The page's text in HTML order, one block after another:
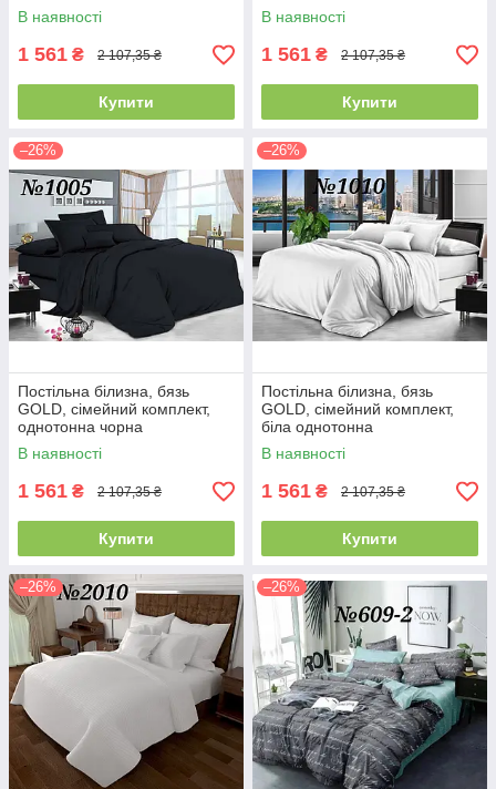
В наявності
1 561 ₴ 2 107,35 ₴
Купити
В наявності
1 561 ₴ 2 107,35 ₴
Купити
–26%
Постільна білизна, бязь
GOLD, сімейний комплект,
однотонна чорна
В наявності
1 561 ₴ 2 107,35 ₴
Купити
–26%
Постільна білизна, бязь
GOLD, сімейний комплект,
біла однотонна
В наявності
1 561 ₴ 2 107,35 ₴
Купити
–26% –26%